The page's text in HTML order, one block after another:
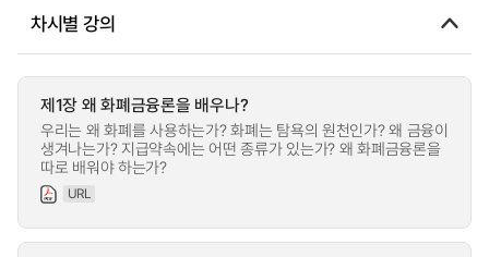
차시별 강의
제1장 왜 화폐금융론을 배우나?
우리는 왜 화폐를 사용하는가? 화폐는 탐욕의 원천인가? 왜 금융이
생겨나는가? 지급약속에는 어떤 종류가 있는가? 왜 화폐금융론을
따로 배워야 하는가?
URL